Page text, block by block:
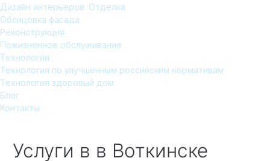
Дизайн интерьеров. Отделка
Облицовка фасада
Реконструкция
Пожизненное обслуживание
Технологии
Технология по улучшенным российским нормативам
Технология здоровый дом
Блог
Контакты
Услуги в в Воткинске